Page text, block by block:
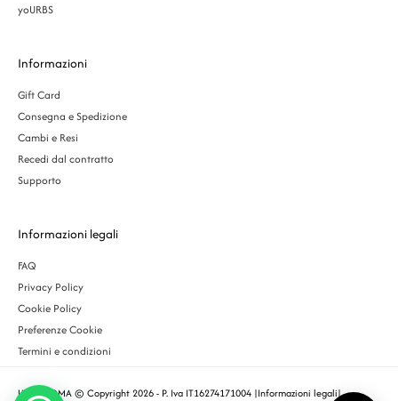
yoURBS
Informazioni
Gift Card
Consegna e Spedizione
Cambi e Resi
Recedi dal contratto
Supporto
Informazioni legali
FAQ
Privacy Policy
Cookie Policy
Preferenze Cookie
Termini e condizioni
URBS ROMA © Copyright 2026 - P. Iva IT16274171004 |Informazioni legali|